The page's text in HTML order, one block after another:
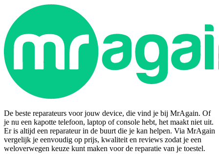
De beste reparateurs voor jouw device, die vind je bij MrAgain. Of
je nu een kapotte telefoon, laptop of console hebt, het maakt niet uit.
Er is altijd een reparateur in de buurt die je kan helpen. Via MrAgain
vergelijk je eenvoudig op prijs, kwaliteit en reviews zodat je een
weloverwegen keuze kunt maken voor de reparatie van je toestel.